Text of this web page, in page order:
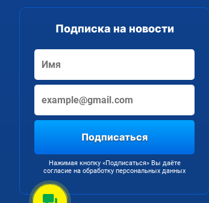
Подписка на новости
Подписаться
Нажимая кнопку «Подписаться» Вы даёте
согласие на обработку персональных данных